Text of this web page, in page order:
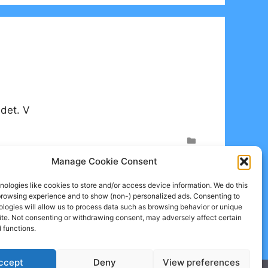
Manage Cookie Consent
like cookies to store and/or access device information. We do this
experience and to show (non-) personalized ads. Consenting to
will allow us to process data such as browsing behavior or unique
Not consenting or withdrawing consent, may adversely affect certain
functions.
Deny View preferences
V